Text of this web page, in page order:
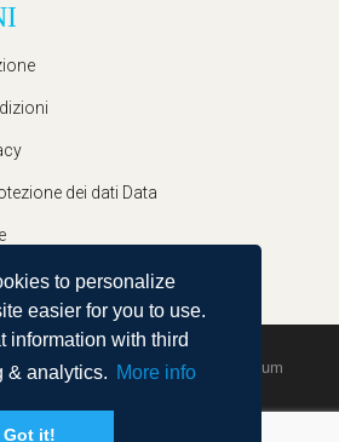
to personalize
easier for you to use.
information with third
& analytics. More info
Got it!
dei dati Data
|Sitemap| Powered by Agendum